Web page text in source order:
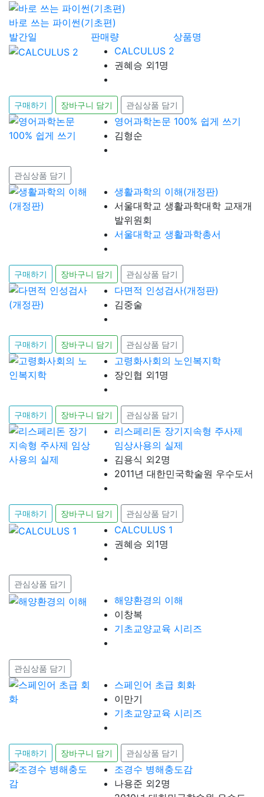
바로 쓰는 파이썬(기초편)
발간일
판매량
상품명
CALCULUS 2
권혜승 외1명
구매하기 장바구니 담기 관심상품 담기
영어과학논문 100% 쉽게 쓰기
김형순
관심상품 담기
생활과학의 이해(개정판)
서울대학교 생활과학대학 교재개
발위원회
서울대학교 생활과학총서
구매하기 장바구니 담기 관심상품 담기
다면적 인성검사(개정판)
김중술
구매하기 장바구니 담기 관심상품 담기
고령화사회의 노인복지학
장인협 외1명
구매하기 장바구니 담기 관심상품 담기
리스페리돈 장기지속형 주사제
임상사용의 실제
김용식 외2명
2011년 대한민국학술원 우수도서
구매하기 장바구니 담기 관심상품 담기
CALCULUS 1
권혜승 외1명
관심상품 담기
해양환경의 이해
이창복
기초교양교육 시리즈
관심상품 담기
스페인어 초급 회화
이만기
기초교양교육 시리즈
구매하기 장바구니 담기 관심상품 담기
조경수 병해충도감
나용준 외2명